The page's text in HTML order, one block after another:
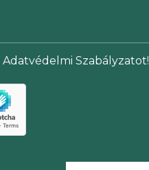
Adatvédelmi Szabályzatot!